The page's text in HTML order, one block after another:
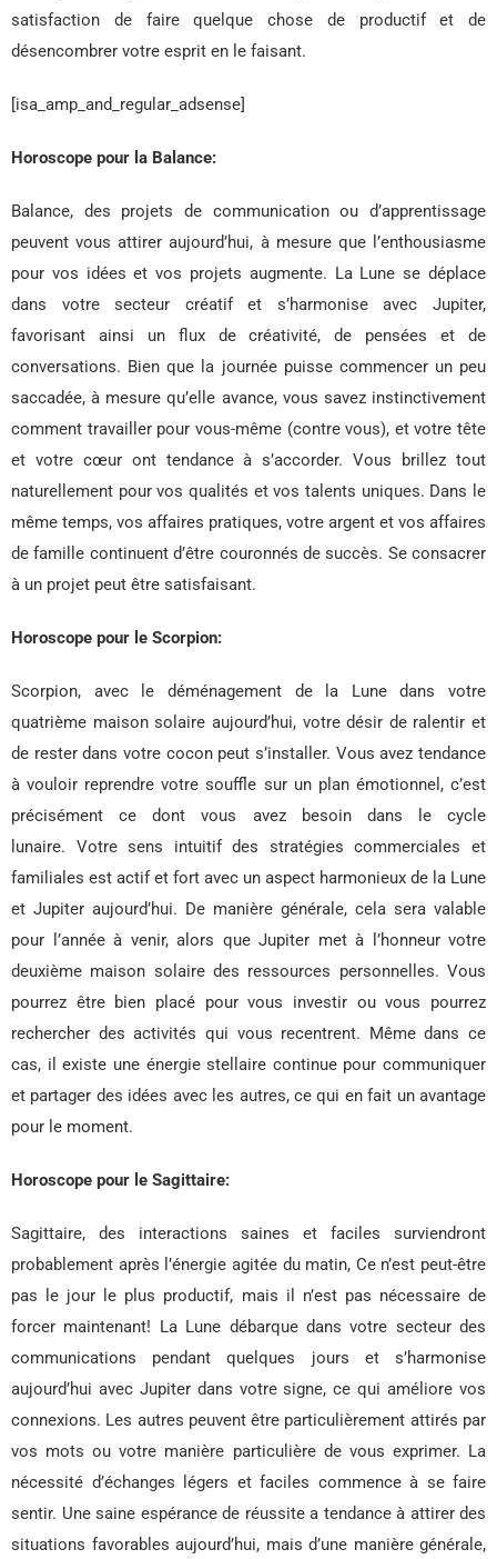
satisfaction de faire quelque chose de productif et de
désencombrer votre esprit en le faisant.
[isa_amp_and_regular_adsense]
Horoscope pour la Balance:
Balance, des projets de communication ou d’apprentissage
peuvent vous attirer aujourd’hui, à mesure que l’enthousiasme
pour vos idées et vos projets augmente. La Lune se déplace
dans votre secteur créatif et s’harmonise avec Jupiter,
favorisant ainsi un flux de créativité, de pensées et de
conversations. Bien que la journée puisse commencer un peu
saccadée, à mesure qu’elle avance, vous savez instinctivement
comment travailler pour vous-même (contre vous), et votre tête
et votre cœur ont tendance à s’accorder. Vous brillez tout
naturellement pour vos qualités et vos talents uniques. Dans le
même temps, vos affaires pratiques, votre argent et vos affaires
de famille continuent d’être couronnés de succès. Se consacrer
à un projet peut être satisfaisant.
Horoscope pour le Scorpion:
Scorpion, avec le déménagement de la Lune dans votre
quatrième maison solaire aujourd’hui, votre désir de ralentir et
de rester dans votre cocon peut s’installer. Vous avez tendance
à vouloir reprendre votre souffle sur un plan émotionnel, c’est
précisément ce dont vous avez besoin dans le cycle
lunaire. Votre sens intuitif des stratégies commerciales et
familiales est actif et fort avec un aspect harmonieux de la Lune
et Jupiter aujourd’hui. De manière générale, cela sera valable
pour l’année à venir, alors que Jupiter met à l’honneur votre
deuxième maison solaire des ressources personnelles. Vous
pourrez être bien placé pour vous investir ou vous pourrez
rechercher des activités qui vous recentrent. Même dans ce
cas, il existe une énergie stellaire continue pour communiquer
et partager des idées avec les autres, ce qui en fait un avantage
pour le moment.
Horoscope pour le Sagittaire:
Sagittaire, des interactions saines et faciles surviendront
probablement après l’énergie agitée du matin, Ce n’est peut-être
pas le jour le plus productif, mais il n’est pas nécessaire de
forcer maintenant! La Lune débarque dans votre secteur des
communications pendant quelques jours et s’harmonise
aujourd’hui avec Jupiter dans votre signe, ce qui améliore vos
connexions. Les autres peuvent être particulièrement attirés par
vos mots ou votre manière particulière de vous exprimer. La
nécessité d’échanges légers et faciles commence à se faire
sentir. Une saine espérance de réussite a tendance à attirer des
situations favorables aujourd’hui, mais d’une manière générale,